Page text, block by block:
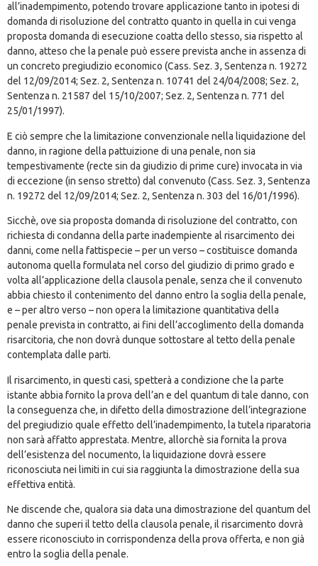
all’inadempimento, potendo trovare applicazione tanto in ipotesi di
domanda di risoluzione del contratto quanto in quella in cui venga
proposta domanda di esecuzione coatta dello stesso, sia rispetto al
danno, atteso che la penale può essere prevista anche in assenza di
un concreto pregiudizio economico (Cass. Sez. 3, Sentenza n. 19272
del 12/09/2014; Sez. 2, Sentenza n. 10741 del 24/04/2008; Sez. 2,
Sentenza n. 21587 del 15/10/2007; Sez. 2, Sentenza n. 771 del
25/01/1997).
E ciò sempre che la limitazione convenzionale nella liquidazione del
danno, in ragione della pattuizione di una penale, non sia
tempestivamente (recte sin da giudizio di prime cure) invocata in via
di eccezione (in senso stretto) dal convenuto (Cass. Sez. 3, Sentenza
n. 19272 del 12/09/2014; Sez. 2, Sentenza n. 303 del 16/01/1996).
Sicchè, ove sia proposta domanda di risoluzione del contratto, con
richiesta di condanna della parte inadempiente al risarcimento dei
danni, come nella fattispecie – per un verso – costituisce domanda
autonoma quella formulata nel corso del giudizio di primo grado e
volta all’applicazione della clausola penale, senza che il convenuto
abbia chiesto il contenimento del danno entro la soglia della penale,
e – per altro verso – non opera la limitazione quantitativa della
penale prevista in contratto, ai fini dell’accoglimento della domanda
risarcitoria, che non dovrà dunque sottostare al tetto della penale
contemplata dalle parti.
Il risarcimento, in questi casi, spetterà a condizione che la parte
istante abbia fornito la prova dell’an e del quantum di tale danno, con
la conseguenza che, in difetto della dimostrazione dell’integrazione
del pregiudizio quale effetto dell’inadempimento, la tutela riparatoria
non sarà affatto apprestata. Mentre, allorchè sia fornita la prova
dell’esistenza del nocumento, la liquidazione dovrà essere
riconosciuta nei limiti in cui sia raggiunta la dimostrazione della sua
effettiva entità.
Ne discende che, qualora sia data una dimostrazione del quantum del
danno che superi il tetto della clausola penale, il risarcimento dovrà
essere riconosciuto in corrispondenza della prova offerta, e non già
entro la soglia della penale.